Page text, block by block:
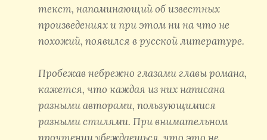
текст, напоминающий об известных
произведениях и при этом ни на что не
похожий, появился в русской литературе.
Пробежав небрежно глазами главы романа,
кажется, что каждая из них написана
разными авторами, пользующимися
разными стилями. При внимательном